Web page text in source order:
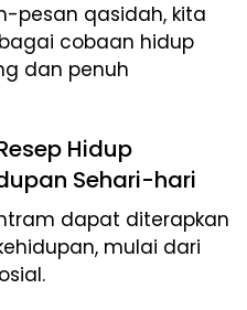
pesan qasidah, kita
cobaan hidup
dan penuh
Hidup
Sehari-hari
dapat diterapkan
mulai dari